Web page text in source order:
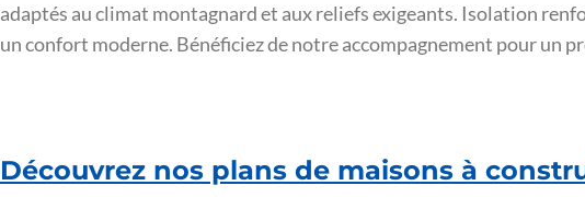
adaptés au climat montagnard et aux reliefs exigeants. Isolation
un confort moderne. Bénéficiez de notre accompagnement pour un
Découvrez nos plans de maisons à